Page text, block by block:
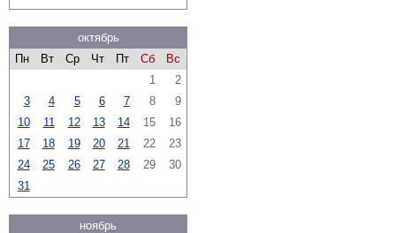
октябрь
Пн
Вт Ср Чт Пт Сб
Вс
1
2
3
4 5 6 7 8
9
10
11 12 13 14 15
16
17
18 19 20 21 22
23
24
25 26 27 28 29
30
31
ноябрь